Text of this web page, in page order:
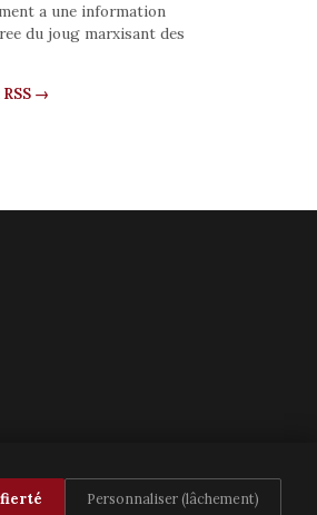
a une information
du joug marxisant des
→
Personnaliser (lâchement)